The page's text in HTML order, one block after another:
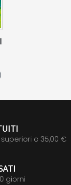
a 35,00 €
giorni